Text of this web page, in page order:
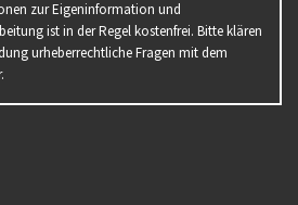
zur Eigeninformation und
ist in der Regel kostenfrei. Bitte klären
urheberrechtliche Fragen mit dem